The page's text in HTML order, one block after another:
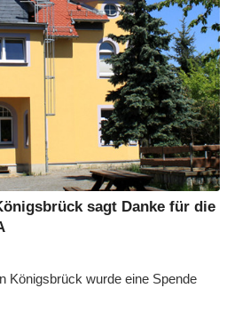
sagt Danke für die
Königsbrück wurde eine Spende